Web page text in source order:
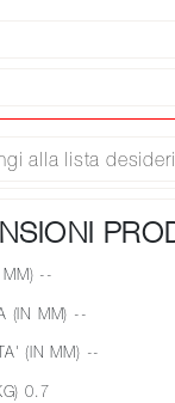
alla lista desideri
MM) --
(IN MM) --
(IN MM) --
0.7